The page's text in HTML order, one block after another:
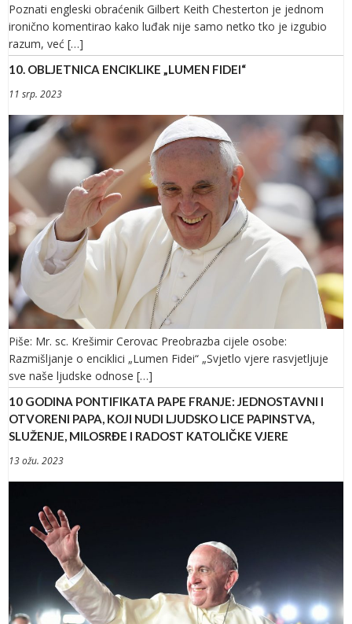
Poznati engleski obraćenik Gilbert Keith Chesterton je jednom
ironično komentirao kako luđak nije samo netko tko je izgubio
razum, već […]
10. OBLJETNICA ENCIKLIKE „LUMEN FIDEI“
11 srp. 2023
Piše: Mr. sc. Krešimir Cerovac Preobrazba cijele osobe:
Razmišljanje o enciklici „Lumen Fidei“ „Svjetlo vjere rasvjetljuje
sve naše ljudske odnose […]
10 GODINA PONTIFIKATA PAPE FRANJE: JEDNOSTAVNI I
OTVORENI PAPA, KOJI NUDI LJUDSKO LICE PAPINSTVA,
SLUŽENJE, MILOSRĐE I RADOST KATOLIČKE VJERE
13 ožu. 2023